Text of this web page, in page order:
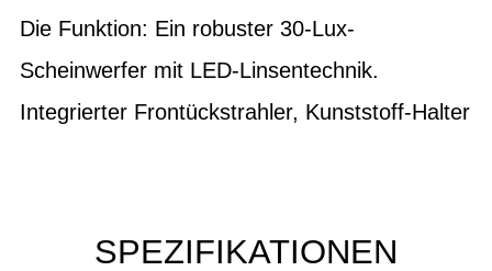
Die Funktion: Ein robuster 30-Lux-
Scheinwerfer mit LED-Linsentechnik.
Integrierter Frontückstrahler, Kunststoff-Halter
SPEZIFIKATIONEN